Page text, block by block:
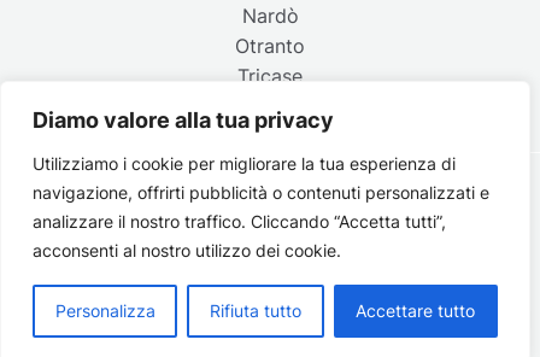
Diamo valore alla tua privacy
Utilizziamo i cookie per migliorare la tua esperienza di
navigazione, offrirti pubblicità o contenuti personalizzati e
analizzare il nostro traffico. Cliccando “Accetta tutti”,
acconsenti al nostro utilizzo dei cookie.
Personalizza Rifiuta tutto Accettare tutto
Nardò
Otranto
Tricase
Copyright © 2026 Belpaese | Periodico d'informazione del
Salento - P.IVA 4637850753 - Testata registrata il 18 gennaio